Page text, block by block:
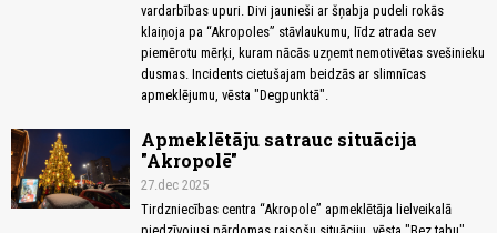
vardarbības upuri. Divi jaunieši ar šņabja pudeli rokās
klaiņoja pa “Akropoles” stāvlaukumu, līdz atrada sev
piemērotu mērķi, kuram nācās uzņemt nemotivētas svešinieku
dusmas. Incidents cietušajam beidzās ar slimnīcas
apmeklējumu, vēsta "Degpunktā".
Apmeklētāju satrauc situācija
"Akropolē"
27.dec 2025
Tirdzniecības centra “Akropole” apmeklētāja lielveikalā